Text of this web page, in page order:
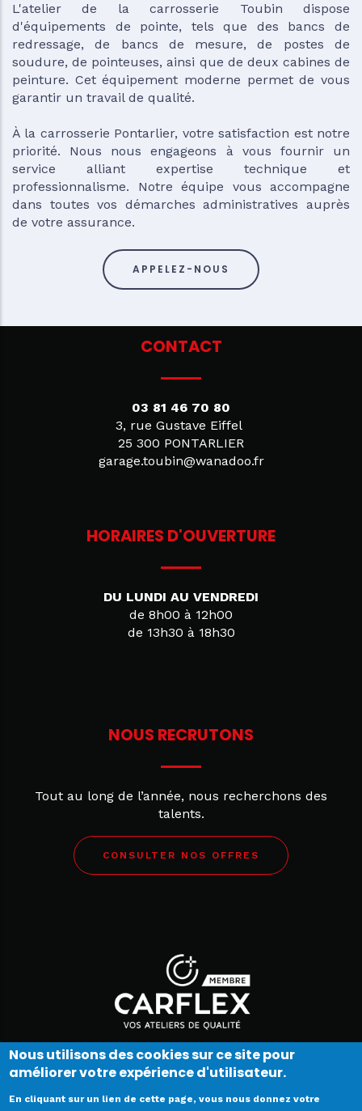
L'atelier de la carrosserie Toubin dispose
d'équipements de pointe, tels que des bancs de
redressage, de bancs de mesure, de postes de
soudure, de pointeuses, ainsi que de deux cabines de
peinture. Cet équipement moderne permet de vous
garantir un travail de qualité.
À la carrosserie Pontarlier, votre satisfaction est notre
priorité. Nous nous engageons à vous fournir un
service alliant expertise technique et
professionnalisme. Notre équipe vous accompagne
dans toutes vos démarches administratives auprès
de votre assurance.
APPELEZ-NOUS
CONTACT
03 81 46 70 80
3, rue Gustave Eiffel
25 300 PONTARLIER
garage.toubin@wanadoo.fr
HORAIRES D'OUVERTURE
DU LUNDI AU VENDREDI
de 8h00 à 12h00
de 13h30 à 18h30
NOUS RECRUTONS
Tout au long de l’année, nous recherchons des
talents.
CONSULTER NOS OFFRES
Nous utilisons des cookies sur ce site pour
améliorer votre expérience d'utilisateur.
En cliquant sur un lien de cette page, vous nous donnez votre